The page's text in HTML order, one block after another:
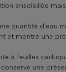
ensoleillée
quantité d'eau
et montre une
à feuilles
une